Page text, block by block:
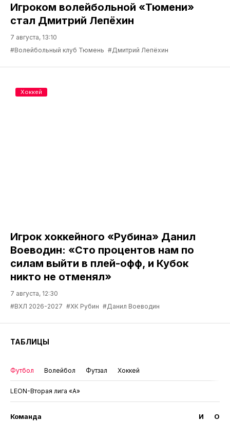
Игроком волейбольной «Тюмени»
стал Дмитрий Лепёхин
7 августа, 13:10
#Волейбольный клуб Тюмень #Дмитрий Лепёхин
Игрок хоккейного «Рубина» Данил
Воеводин: «Сто процентов нам по
силам выйти в плей-офф, и Кубок
никто не отменял»
7 августа, 12:30
#ВХЛ 2026-2027 #ХК Рубин #Данил Воеводин
Хоккей
ТАБЛИЦЫ
Футбол Волейбол Футзал Хоккей
LEON-Вторая лига «А»
Команда И О